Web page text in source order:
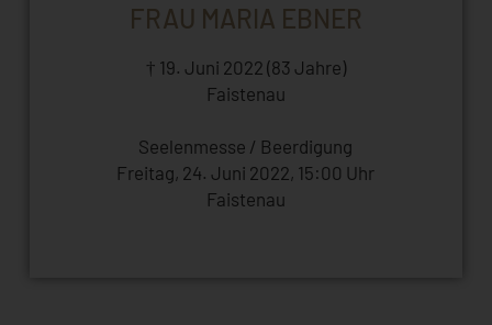
FRAU MARIA EBNER
† 19. Juni 2022 (83 Jahre)
Faistenau
Seelenmesse / Beerdigung
Freitag, 24. Juni 2022, 15:00 Uhr
Faistenau